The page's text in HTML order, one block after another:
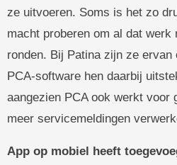
ze uitvoeren. Soms is het zo
macht proberen om al dat werk
ronden. Bij Patina zijn ze ervan
PCA-software hen daarbij
aangezien PCA ook werkt voor
meer servicemeldingen
App op mobiel heeft